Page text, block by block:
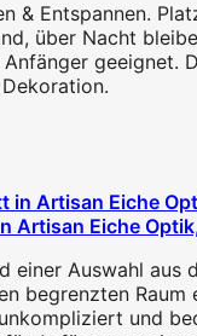
Entspannen.
über Nacht
geeignet.
Artisan Eiche
einer Auswahl aus
begrenzten
und